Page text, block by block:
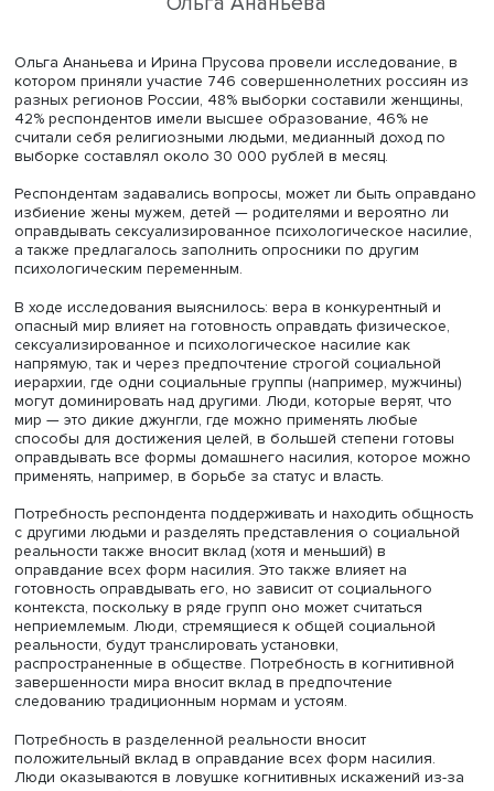
Ольга Ананьева
Ольга Ананьева и Ирина Прусова провели
котором приняли участие 746 совершеннолетних
разных регионов России, 48% выборки составили
42% респондентов имели высшее образование, 46% не
считали себя религиозными людьми, медианный доход
выборке составлял около 30 000 рублей в месяц.
Респондентам задавались вопросы, может ли быть
избиение жены мужем, детей — родителями и
а также предлагалось заполнить опросники по другим
психологическим переменным.
В ходе исследования выяснилось: вера в
опасный мир влияет на готовность оправдать
сексуализированное и психологическое насилие как
напрямую, так и через предпочтение строгой
иерархии, где одни социальные группы (например,
могут доминировать над другими. Люди, которые верят,
мир — это дикие джунгли, где можно применять любые
способы для достижения целей, в большей степени
оправдывать все формы домашнего насилия, которое
применять, например, в борьбе за статус и власть.